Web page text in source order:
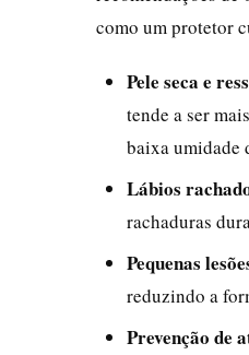
como um protetor
Pele seca e
tende a ser
baixa umidade
Lábios
rachaduras
Pequenas
reduzindo a
Prevenção de